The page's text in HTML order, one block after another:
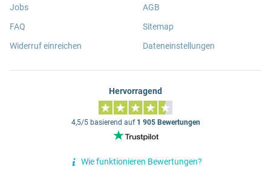
Jobs
FAQ
Widerruf einreichen
AGB
Sitemap
Dateneinstellungen
Hervorragend
4,5/5 basierend auf 1 905 Bewertungen
Wie funktionieren Bewertungen?